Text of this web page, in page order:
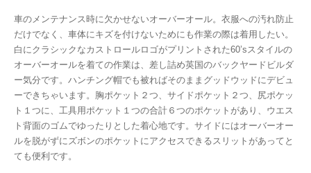
車のメンテナンス時に欠かせないオーバーオール。衣服への汚れ防止
だけでなく、車体にキズを付けないためにも作業の際は着用したい。
白にクラシックなカストロールロゴがプリントされた60’sスタイルの
オーバーオールを着ての作業は、差し詰め英国のバックヤードビルダ
ー気分です。ハンチング帽でも被ればそのままグッドウッドにデビュ
ーできちゃいます。胸ポケット２つ、サイドポケット２つ、尻ポケッ
ト１つに、工具用ポケット１つの合計６つのポケットがあり、ウエス
ト背面のゴムでゆったりとした着心地です。サイドにはオーバーオー
ルを脱がずにズボンのポケットにアクセスできるスリットがあってと
ても便利です。